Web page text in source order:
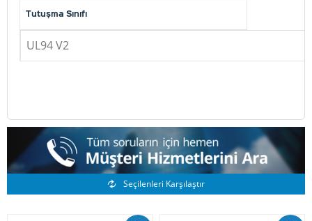
Tutuşma Sınıfı
UL94 V2
Benzer Ürünler
Seçilenleri Karşılaştır